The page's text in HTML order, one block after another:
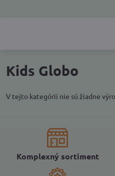
Kids Globo
V tejto kategórii nie sú žiadne
Komplexný sortiment